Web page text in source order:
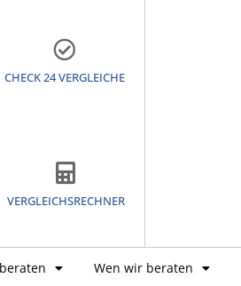
CHECK 24 VERGLEICHE
VERGLEICHSRECHNER
Wen wir beraten